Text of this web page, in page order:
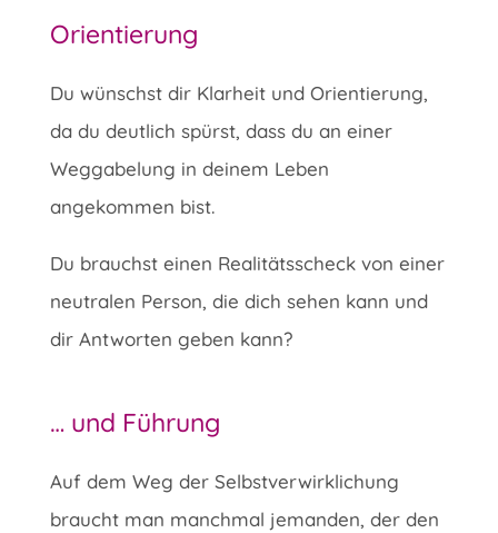
Orientierung
Du wünschst dir Klarheit und Orientierung,
da du deutlich spürst, dass du an einer
Weggabelung in deinem Leben
angekommen bist.
Du brauchst einen Realitätsscheck von einer
neutralen Person, die dich sehen kann und
dir Antworten geben kann?
… und Führung
Auf dem Weg der Selbstverwirklichung
braucht man manchmal jemanden, der den